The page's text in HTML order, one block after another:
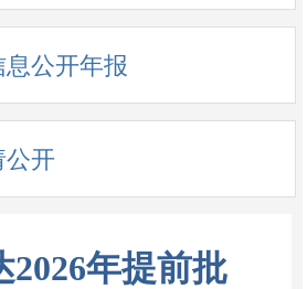
公开年报
公开
2026年提前批